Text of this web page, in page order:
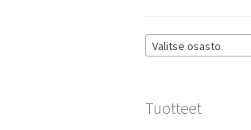
Valitse osasto
Tuotteet